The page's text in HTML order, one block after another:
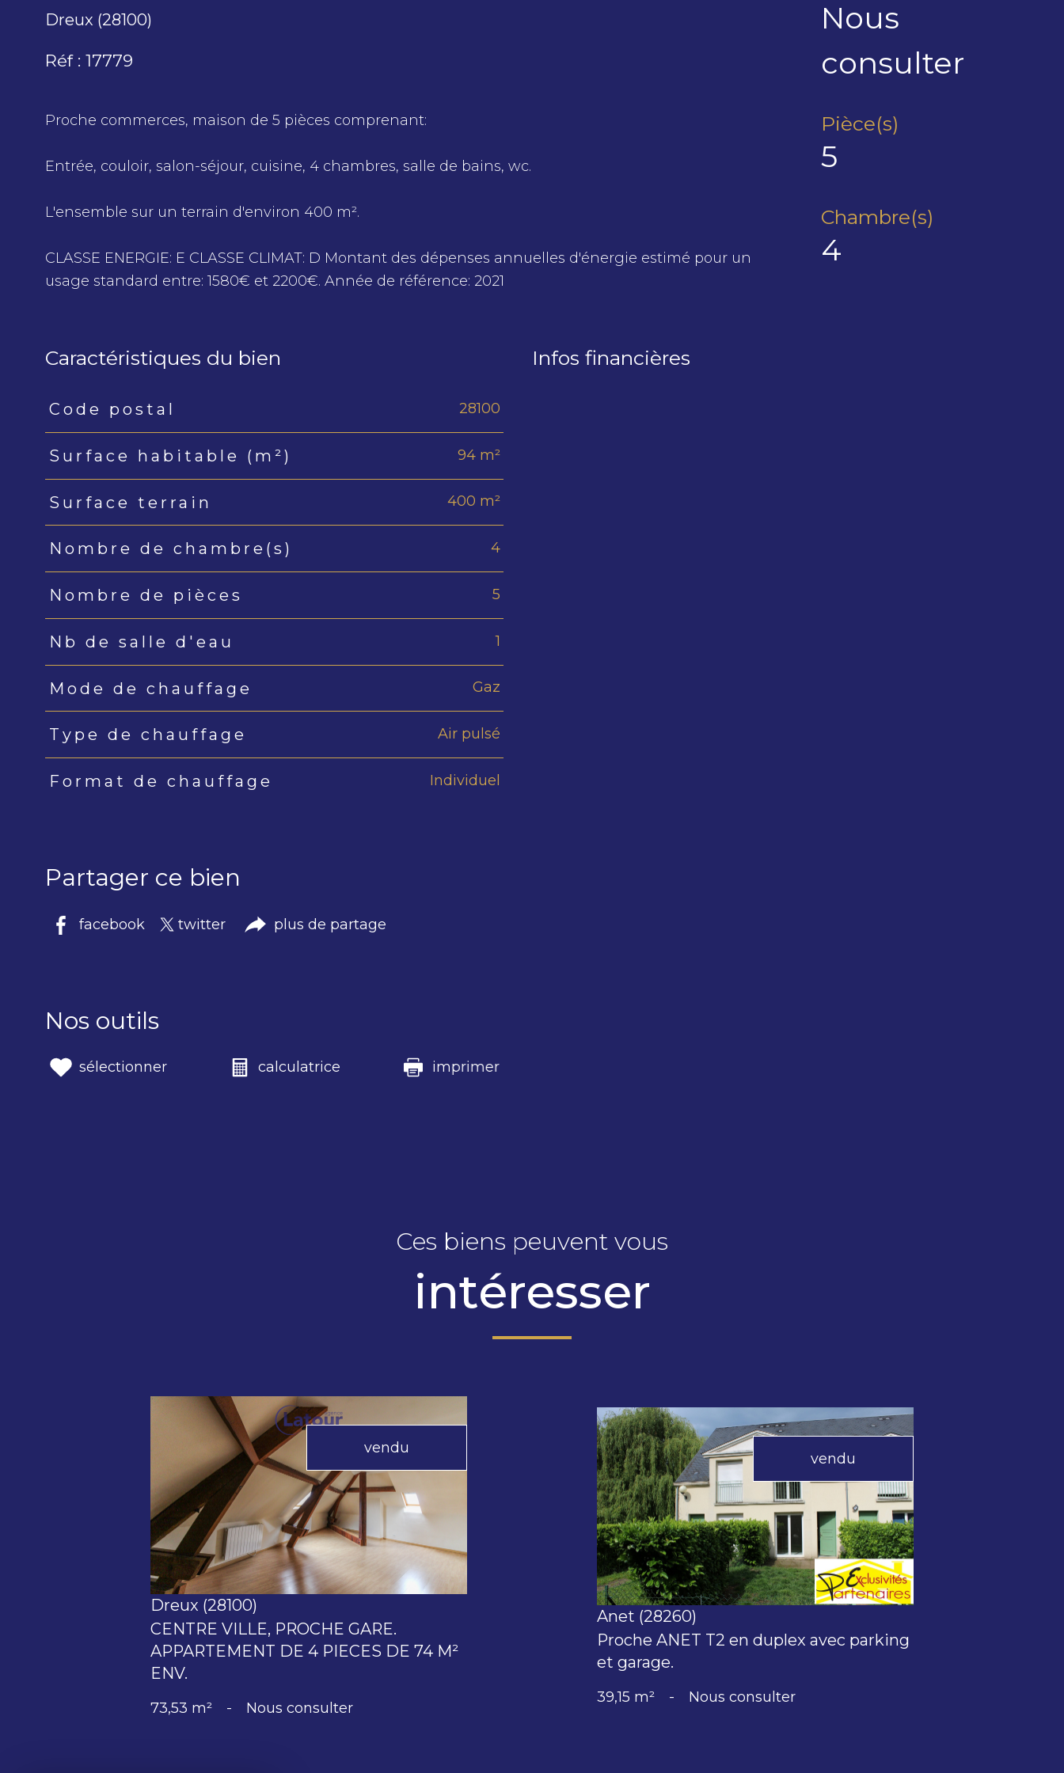
Dreux (28100)
Réf : 17779
Proche commerces, maison de 5 pièces comprenant:
Entrée, couloir, salon-séjour, cuisine, 4 chambres, salle de bains, wc.
L'ensemble sur un terrain d'environ 400 m².
CLASSE ENERGIE: E CLASSE CLIMAT: D Montant des dépenses annuelles d'énergie estimé pour un
usage standard entre: 1580€ et 2200€. Année de référence: 2021
Nous
consulter
Pièce(s)
5
Chambre(s)
4
Caractéristiques du bien
Caractéristiques
Code postal 28100
Surface habitable (m²) 94 m²
Surface terrain 400 m²
Nombre de chambre(s) 4
Nombre de pièces 5
Nb de salle d'eau 1
Mode de chauffage Gaz
Type de chauffage Air pulsé
Format de chauffage Individuel
Infos financières
Partager ce bien
facebook twitter plus de partage
Nos outils
sélectionner calculatrice imprimer
Ces biens peuvent vous
intéresser
vendu
voir le bien
Dreux (28100)
CENTRE VILLE, PROCHE GARE.
APPARTEMENT DE 4 PIECES DE 74 M²
ENV.
73,53 m² - Nous consulter
vendu
voir le bien
Anet (28260)
Proche ANET T2 en duplex avec parking
et garage.
39,15 m² - Nous consulter